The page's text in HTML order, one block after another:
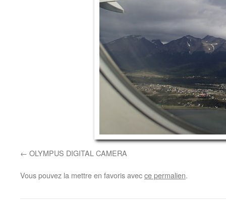
OLYMPUS DIGITAL CAMERA
Vous pouvez la mettre en favoris avecce permalien.